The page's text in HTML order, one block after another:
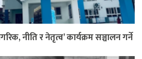
नीति र नेतृत्व’ कार्यक्रम सञ्चालन गर्ने